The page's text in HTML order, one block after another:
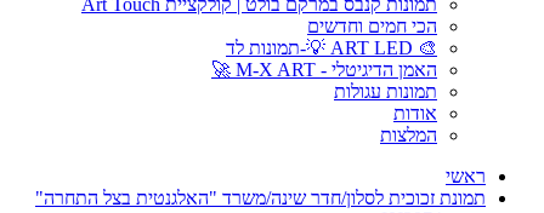
הכי חמים וחדשים
🎨 ART LED 💡-תמונות לד
האמן הדיגיטלי - M-X ART 🚀
תמונות עגולות
אודות
המלצות
ראשי
תמונת זכוכית לסלון/חדר שינה/משרד "האלגנטית בצל התחרה"